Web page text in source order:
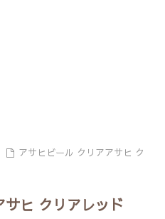
アサヒビール クリアアサヒ ク
ヒ クリアレッド